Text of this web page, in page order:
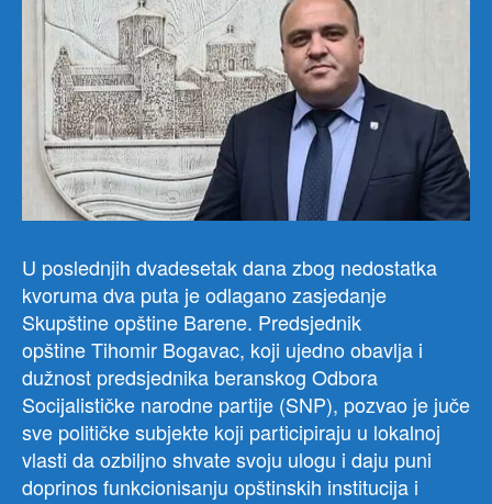
U poslednjih dvadesetak dana zbog nedostatka
kvoruma dva puta je odlagano zasjedanje
Skupštine opštine Barene. Predsjednik
opštine Tihomir Bogavac, koji ujedno obavlja i
dužnost predsjednika beranskog Odbora
Socijalističke narodne partije (SNP), pozvao je juče
sve političke subjekte koji participiraju u lokalnoj
vlasti da ozbiljno shvate svoju ulogu i daju puni
doprinos funkcionisanju opštinskih institucija i